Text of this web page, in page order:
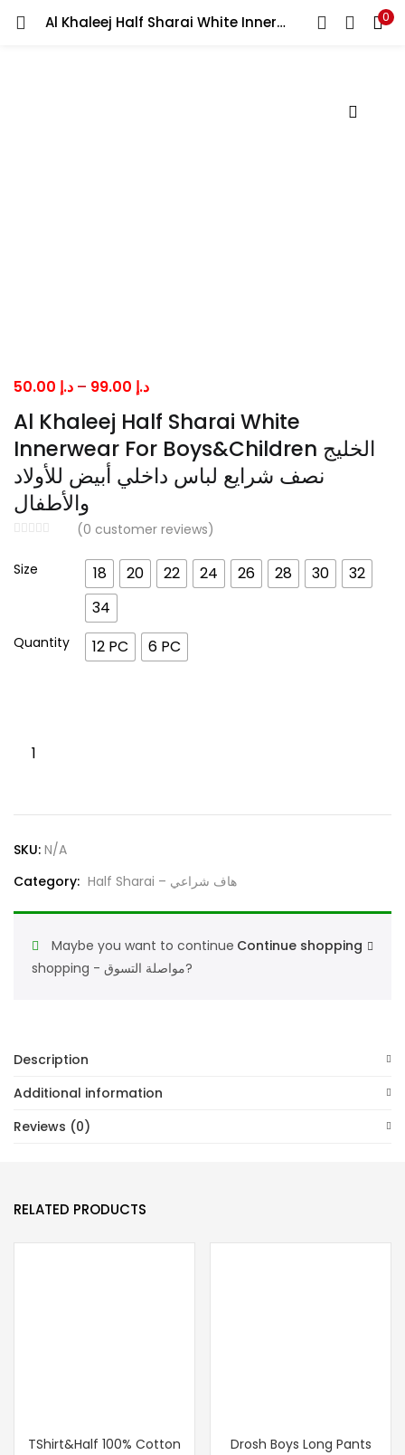
Al Khaleej Half Sharai White Innerwear For Boys&Children الخليج نصف شرايع لباس داخلي أبيض للأولاد والأطفال 0
LOGIN
Al Khaleej Half Sharai White
Innerwear For Boys&Children الخليج
نصف شرايع لباس داخلي أبيض للأولاد
والأطفال
(0 customer reviews)
د.إ – د.إPrice
range:
د.إ 50.00
through
د.إ 99.00
Size 18 20 22 24 26 28 30
32
34
Quantity 12 PC 6 PC
Sharai
For
Boys&Children
أبيض
والأطفال
quantity
SKU: N/A
Category:
Half Sharai – هاف شراعي
Continue shopping
Maybe you want to continue
shopping - مواصلة التسوق?
Description
Additional information
Reviews (0)
RELATED PRODUCTS
TShirt&Half 100% Cotton
Drosh Boys Long Pants